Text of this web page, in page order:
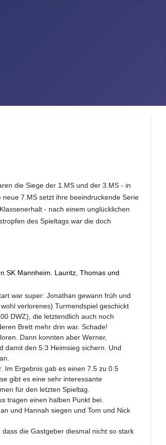
die Siege der 1.MS und der 3.MS - in
7.MS setzt ihre beeindruckende Serie
- nach einem unglücklichen
des Spieltags war die doch
SK Mannheim. Lauritz, Thomas und
war super: Jonathan gewann früh und
verlorenes) Turmendspiel geschickt
DWZ), die letztendlich auch noch
Brett mehr drin war. Schade!
Dann konnten aber Werner,
damit den 5:3 Heimsieg sichern. Und
an.
Im Ergebnis gab es einen 7.5 zu 0.5
gibt es eine sehr interessante
für den letzten Spieltag.
tragen einen halben Punkt bei.
und Hannah siegen und Tom und Nick
die Gastgeber diesmal nicht so stark